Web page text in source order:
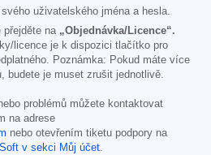
uživatelského jména a hesla.
přejděte na „Objednávka/Licence“.
licence je k dispozici tlačítko pro
Poznámka: Pokud máte více
budete je muset zrušit jednotlivě.
problémů můžete kontaktovat
na adrese
nebo otevřením tiketu podpory na
v sekci Můj účet.